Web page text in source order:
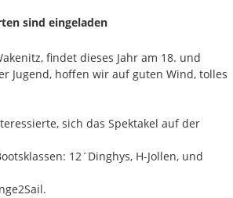
sind eingeladen
findet dieses Jahr am 18. und
Jugend, hoffen wir auf guten Wind, tolles
sich das Spektakel auf der
12´Dinghys, H-Jollen, und